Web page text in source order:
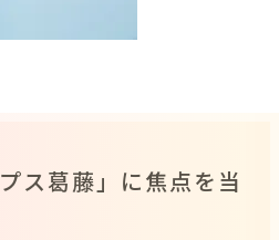
ス葛藤」に焦点を当